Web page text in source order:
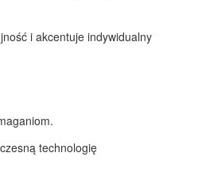
i akcentuje indywidualny
technologię